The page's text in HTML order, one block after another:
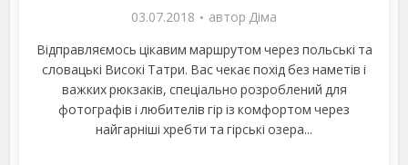
03.07.2018 автор Діма
Відправляємось цікавим маршрутом через польські та
словацькі Високі Татри. Вас чекає похід без наметів і
важких рюкзаків, спеціально розроблений для
фотографів і любителів гір із комфортом через
найгарніші хребти та гірські озера...